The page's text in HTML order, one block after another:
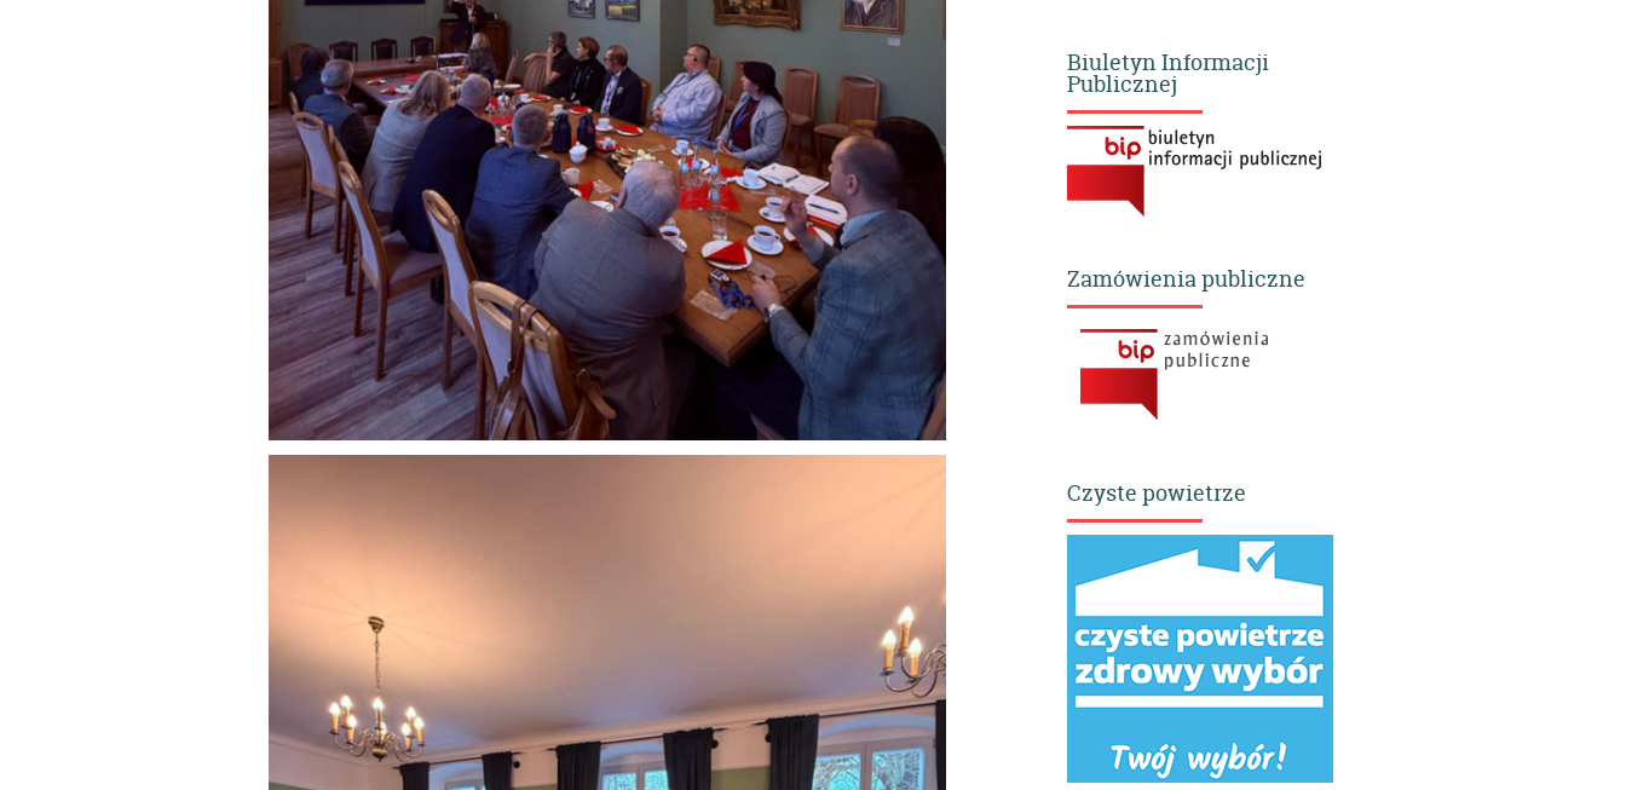
Biuletyn Informacji
Publicznej
Zamówienia publiczne
Czyste powietrze